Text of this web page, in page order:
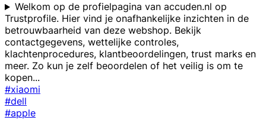
Welkom op de profielpagina van accuden.nl op
Trustprofile. Hier vind je onafhankelijke inzichten in de
betrouwbaarheid van deze webshop. Bekijk
contactgegevens, wettelijke controles,
klachtenprocedures, klantbeoordelingen, trust marks en
meer. Zo kun je zelf beoordelen of het veilig is om te
kopen...
#xiaomi
#dell
#apple